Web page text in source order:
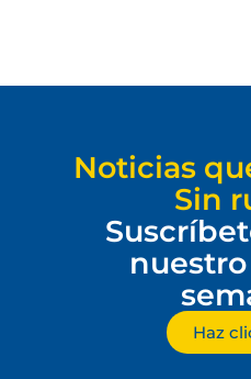
Noticias
Sin
Haz